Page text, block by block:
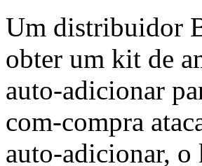
Um distribuidor
obter um kit de
auto-adicionar
com-compra
auto-adicionar, o